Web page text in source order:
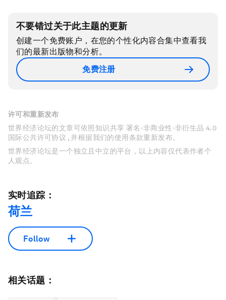
不要错过关于此主题的更新
创建一个免费账户，在您的个性化内容合集中查看我
们的最新出版物和分析。
免费注册
许可和重新发布
世界经济论坛的文章可依照知识共享 署名-非商业性-非衍生品 4.0
国际公共许可协议 , 并根据我们的使用条款重新发布。
世界经济论坛是一个独立且中立的平台，以上内容仅代表作者个
人观点。
实时追踪：
荷兰
Follow
相关话题：